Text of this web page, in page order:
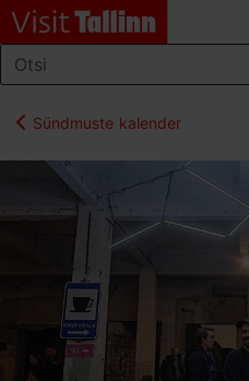
Sündmuste kalender